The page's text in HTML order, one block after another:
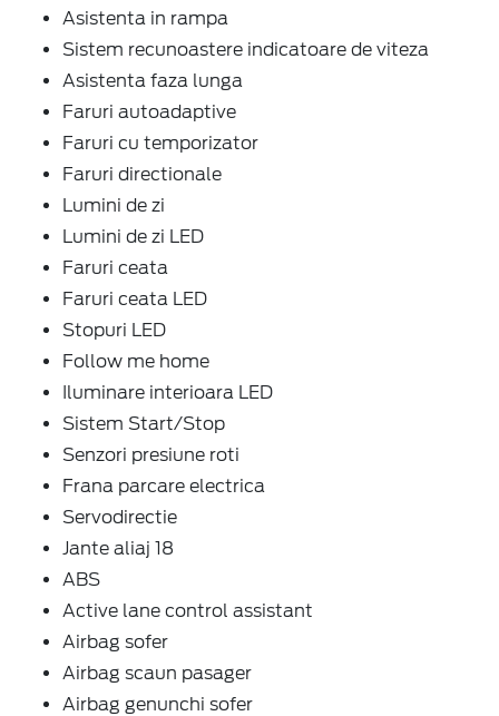
Asistenta in rampa
Sistem recunoastere indicatoare de viteza
Asistenta faza lunga
Faruri autoadaptive
Faruri cu temporizator
Faruri directionale
Lumini de zi
Lumini de zi LED
Faruri ceata
Faruri ceata LED
Stopuri LED
Follow me home
Iluminare interioara LED
Sistem Start/Stop
Senzori presiune roti
Frana parcare electrica
Servodirectie
Jante aliaj 18
ABS
Active lane control assistant
Airbag sofer
Airbag scaun pasager
Airbag genunchi sofer